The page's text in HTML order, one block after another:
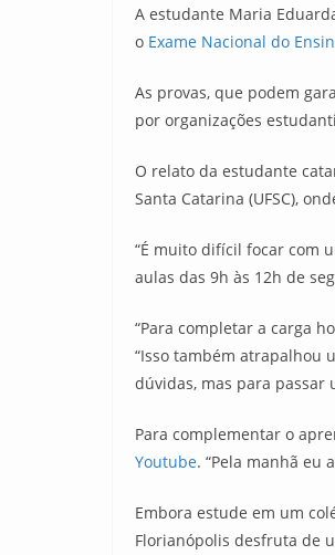
A estudante Maria
o Exame Nacional do
As provas, que podem
por organizações
O relato da estudante
Santa Catarina (UFSC),
“É muito difícil focar com
aulas das 9h às 12h de
“Para completar a carga
“Isso também atrapalhou
dúvidas, mas para passar
Para complementar o
Youtube. “Pela manhã eu
Embora estude em um
Florianópolis desfruta de